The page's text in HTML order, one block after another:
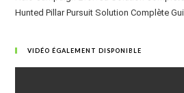
Hunted Pillar Pursuit Solution Complète
VIDÉO ÉGALEMENT DISPONIBLE